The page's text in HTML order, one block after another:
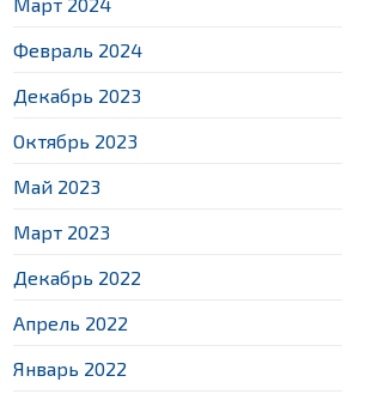
Февраль 2024
Декабрь 2023
Октябрь 2023
Май 2023
Март 2023
Декабрь 2022
Апрель 2022
Январь 2022